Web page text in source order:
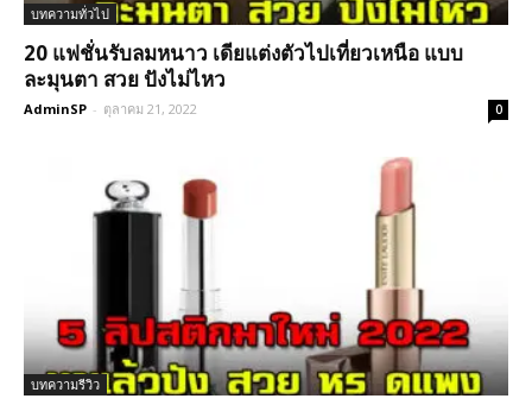
บทความทั่วไป
20 แฟชั่นรับลมหนาว เดียแต่งตัวไปเที่ยวเหนือ แบบ
ละมุนตา สวย ปังไม่ไหว
AdminSP - ตุลาคม 21, 2022 0
บทความรีวิว